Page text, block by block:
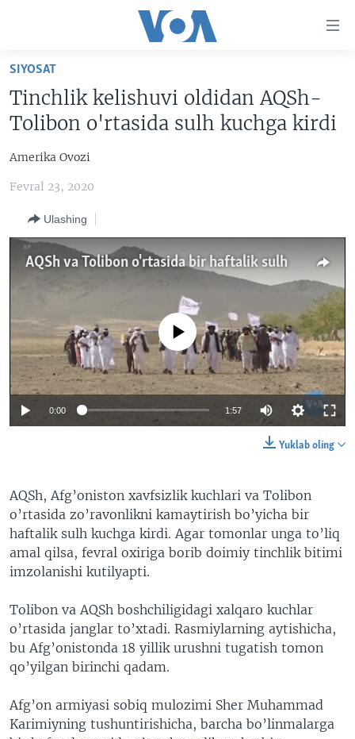
Boshiga
Qidiruvga
o'ting
AMERIKA
MULTIMEDIA
AMERIKA MANZARALARI
VASHINGTON CHOYXONASI
MOBIL-SALOM!
VIDEO
XABARLAR SURATLARDA
IJTIMOIY TARMOQLAR
INSTAGRAM
ODNOKLASSNIKI
TELEGRAM
TWITTER
Learning English
SIYOSAT
Tinchlik kelishuvi oldidan AQSh-
Tolibon o'rtasida sulh kuchga kirdi
Amerika Ovozi
Fevral 23, 2020
Ulashing
AQSh va Tolibon o'rtasida bir haftalik sulh
No media source currently available
0:00 1:57
Yuklab oling
AQSh, Afg’oniston xavfsizlik kuchlari va Tolibon
o’rtasida zo’ravonlikni kamaytirish bo’yicha bir
haftalik sulh kuchga kirdi. Agar tomonlar unga to’liq
amal qilsa, fevral oxiriga borib doimiy tinchlik bitimi
imzolanishi kutilyapti.
Tolibon va AQSh boshchiligidagi xalqaro kuchlar
o’rtasida janglar to’xtadi. Rasmiylarning aytishicha,
bu Afg’onistonda 18 yillik urushni tugatish tomon
qo’yilgan birinchi qadam.
Afg’on armiyasi sobiq mulozimi Sher Muhammad
Karimiyning tushuntirishicha, barcha bo’linmalarga